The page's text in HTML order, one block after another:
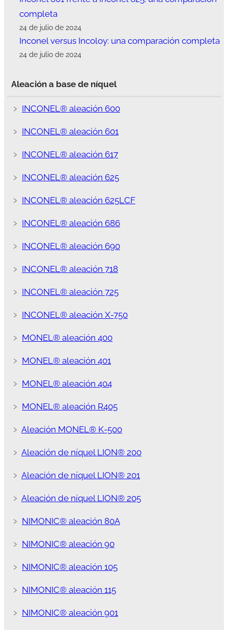
completa
24 de julio de 2024
Inconel versus Incoloy: una comparación completa
24 de julio de 2024
Aleación a base de níquel
﹥ INCONEL® aleación 600
﹥ INCONEL® aleación 601
﹥ INCONEL® aleación 617
﹥ INCONEL® aleación 625
﹥ INCONEL® aleación 625LCF
﹥ INCONEL® aleación 686
﹥ INCONEL® aleación 690
﹥ INCONEL® aleación 718
﹥ INCONEL® aleación 725
﹥ INCONEL® aleación X-750
﹥ MONEL® aleación 400
﹥ MONEL® aleación 401
﹥ MONEL® aleación 404
﹥ MONEL® aleación R405
﹥ Aleación MONEL® K-500
﹥ Aleación de níquel LION® 200
﹥ Aleación de níquel LION® 201
﹥ Aleación de níquel LION® 205
﹥ NIMONIC® aleación 80A
﹥ NIMONIC® aleación 90
﹥ NIMONIC® aleación 105
﹥ NIMONIC® aleación 115
﹥ NIMONIC® aleación 901